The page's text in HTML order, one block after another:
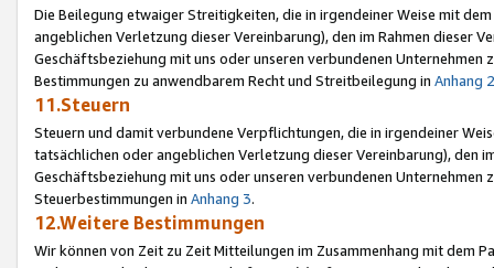
Die Beilegung etwaiger Streitigkeiten, die in irgendeiner Weise mit
angeblichen Verletzung dieser Vereinbarung), den im Rahmen dieser
Geschäftsbeziehung mit uns oder unseren verbundenen
Bestimmungen zu anwendbarem Recht und Streitbeilegung in Anhang 2
11.Steuern
Steuern und damit verbundene Verpflichtungen, die in irgendeiner
tatsächlichen oder angeblichen Verletzung dieser Vereinbarung), den
Geschäftsbeziehung mit uns oder unseren verbundenen
Steuerbestimmungen in Anhang 3.
12.Weitere Bestimmungen
Wir können von Zeit zu Zeit Mitteilungen im Zusammenhang mit dem